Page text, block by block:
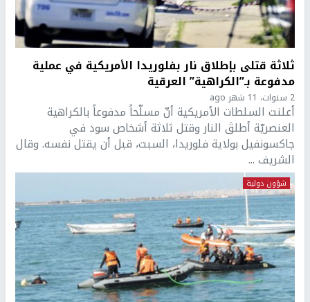
ثلاثة قتلى بإطلاق نار بفلوريدا الأمريكية في عملية
مدفوعة بـ”الكراهية” العرقية
2 سنوات، 11 شهر ago
أعلنت السلطات الأمريكية أنّ مسلّحاً مدفوعاً بالكراهية
العنصريّة أطلقَ النار وقتل ثلاثة أشخاص سود في
جاكسونفيل بولاية فلوريدا، السبت، قبل أن يقتل نفسه. وقال
الشريف ...
شؤون دولية